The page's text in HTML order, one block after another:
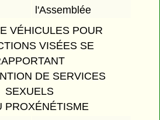
l'Assemblée
VÉHICULES POUR
VISÉES SE
DE SERVICES
SEXUELS
PROXÉNÉTISME